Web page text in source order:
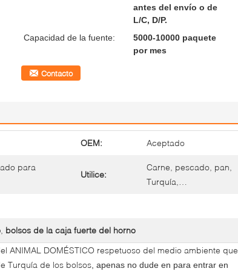
antes del envío o de
L/C, D/P.
Capacidad de la fuente:
5000-10000 paquete
por mes
Contacto
OEM: Aceptado
para
Utilice:
Carne, pescado, pan,
Turquía,…
bolsos de la caja fuerte del horno
ANIMAL DOMÉSTICO respetuoso del medio ambiente que
Turquía de los bolsos , apenas no dude en para entrar en